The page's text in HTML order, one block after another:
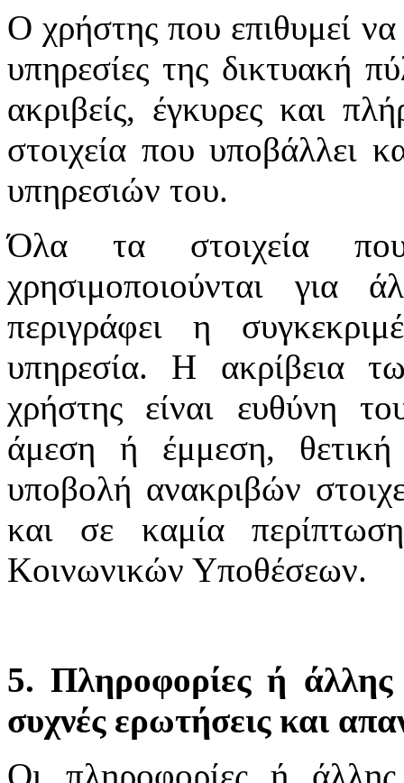
Ο χρήστης που επιθυμεί να
υπηρεσίες της δικτυακή
ακριβείς, έγκυρες και
στοιχεία που υποβάλλει
υπηρεσιών του.
Όλα τα στοιχεία
χρησιμοποιούνται
περιγράφει η
υπηρεσία. Η ακρίβεια
χρήστης είναι ευθύνη
άμεση ή έμμεση,
υποβολή ανακριβών
και σε καμία
Κοινωνικών Υποθέσεων.
5. Πληροφορίες ή άλλης
συχνές ερωτήσεις και